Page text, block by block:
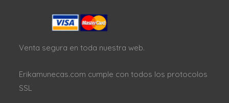
Venta segura en toda nuestra web.
Erikamunecas.com cumple con todos los protocolos
SSL